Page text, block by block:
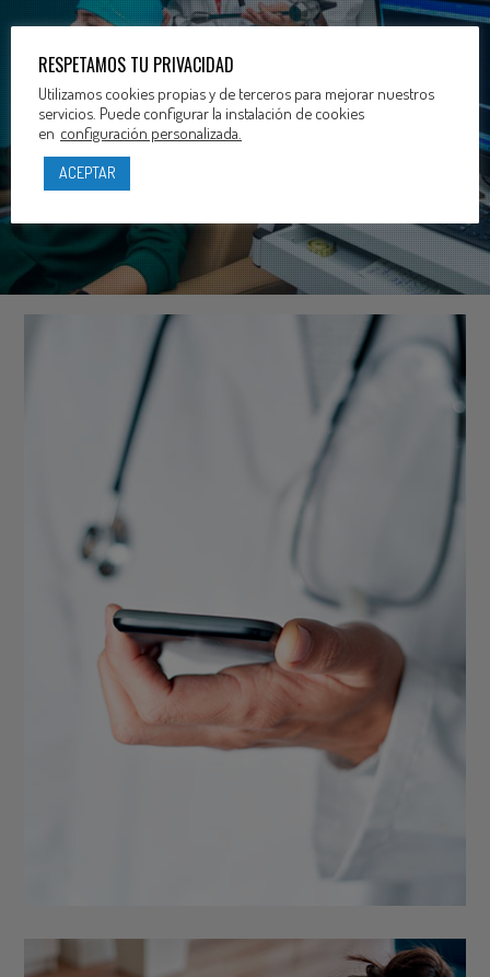
TU SALUD EN LAS
MEJORES MANOS
RESPETAMOS TU PRIVACIDAD
Utilizamos cookies propias y de terceros para mejorar nuestros
servicios. Puede configurar la instalación de cookies
en configuración personalizada.
ACEPTAR